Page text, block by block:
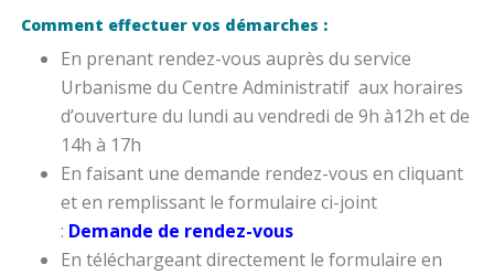
Comment effectuer vos démarches :
En prenant rendez-vous auprès du service
Urbanisme du Centre Administratif aux horaires
d’ouverture du lundi au vendredi de 9h à12h et de
14h à 17h
En faisant une demande rendez-vous en cliquant
et en remplissant le formulaire ci-joint
: Demande de rendez-vous
En téléchargeant directement le formulaire en